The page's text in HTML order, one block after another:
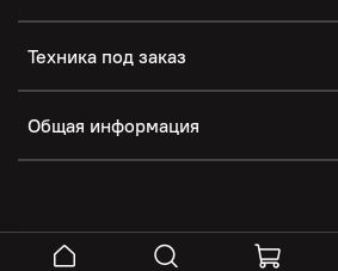
Техника под заказ
Общая информация